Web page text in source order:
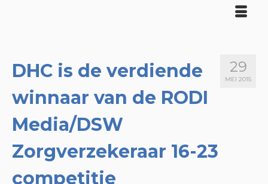
29
MEI 2015
DHC is de verdiende
winnaar van de RODI
Media/DSW
Zorgverzekeraar 16-23
competitie